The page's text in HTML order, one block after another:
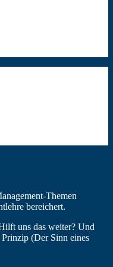
Themen
bereichert.
uns das weiter? Und
(Der Sinn eines